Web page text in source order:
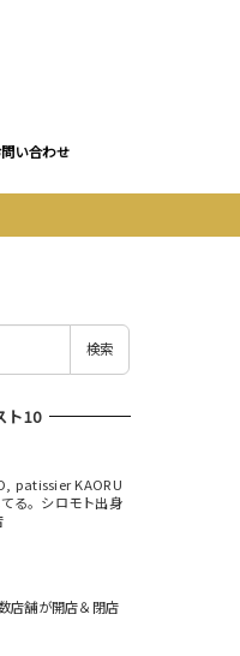
い合わせ
検索
ト10
patissier KAORU
る。シロモト出身
店舗が開店＆閉店